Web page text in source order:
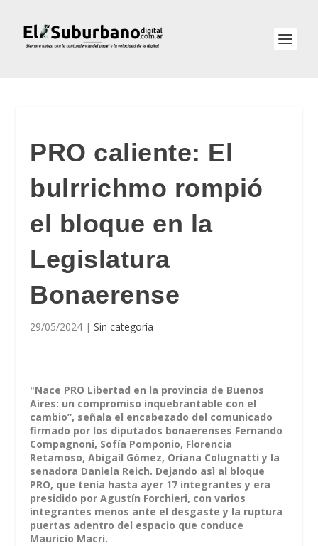
PRO caliente: El
bulrrichmo rompió
el bloque en la
Legislatura
Bonaerense
29/05/2024 |Sin categoría
"Nace PRO Libertad en la provincia de Buenos
Aires: un compromiso inquebrantable con el
cambio”, señala el encabezado del comunicado
firmado por los diputados bonaerenses Fernando
Compagnoni, Sofía Pomponio, Florencia
Retamoso, Abigaíl Gómez, Oriana Colugnatti y la
senadora Daniela Reich. Dejando asì al bloque
PRO, que tenía hasta ayer 17 integrantes y era
presidido por Agustín Forchieri, con varios
integrantes menos ante el desgaste y la ruptura
puertas adentro del espacio que conduce
Mauricio Macri.